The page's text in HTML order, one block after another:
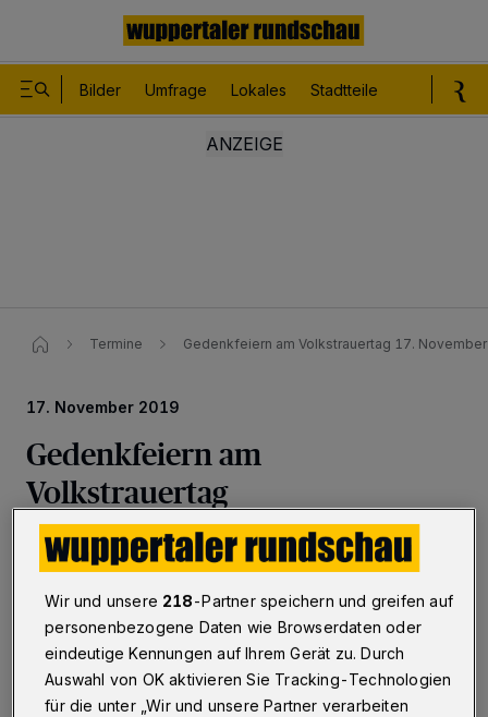
Bilder Umfrage Lokales Stadtteile
Termine Gedenkfeiern am Volkstrauertag 17.
17. November 2019
Gedenkfeiern am
Volkstrauertag
Wuppertal ·Am zentralen Volkstrauertag am Sonntag
(17. November 2019) kann der Opfer von Krieg und
Gewaltherrschaft an verschiedenen Orten in Wuppertal
gedacht werden. Wir haben einen Überblick.
13.11.2019 , 13:00 Uhr Eine Minute Lesezeit
Wir und unsere 218-Partner speichern und greifen auf
personenbezogene Daten wie Browserdaten oder
eindeutige Kennungen auf Ihrem Gerät zu. Durch
Auswahl von OK aktivieren Sie Tracking-Technologien
für die unter „Wir und unsere Partner verarbeiten